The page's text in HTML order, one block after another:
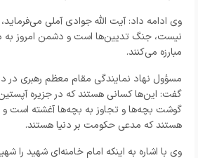
وی ادامه داد: آیت الله جوادی آملی
نیست، جنگ تدیین‌ها است و دشمن امروز به
مبارزه می‌کنند.
مسؤول نهاد نمایندگی مقام معظم رهبری در
گفت: این‌ها کسانی هستند که در جزیره
گوشت بچه‌ها و تجاوز به بچه‌ها آغشته است و
هستند که مدعی حکومت بر دنیا هستند.
وی با اشاره به اینکه امام خامنه‌ای شهید را